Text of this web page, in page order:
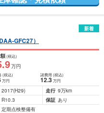
新着
DAA-GFC27）
(税込)
.9万円
(税込)
万円
諸費用 (税込)
12.3 万円
2017(H29) 走行 9万km
R10.3 保証 あり
定期点検整備有